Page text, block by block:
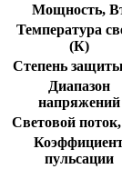
Мощность,
Температура
(К)
Степень
Диапазон
напряжений
Световой
пульсации